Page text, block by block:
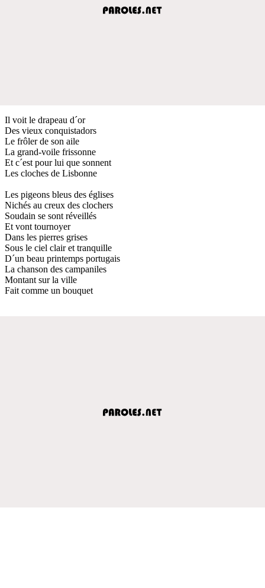
Il voit le drapeau d´or
Des vieux conquistadors
Le frôler de son aile
La grand-voile frissonne
Et c´est pour lui que sonnent
Les cloches de Lisbonne
Les pigeons bleus des églises
Nichés au creux des clochers
Soudain se sont réveillés
Et vont tournoyer
Dans les pierres grises
Sous le ciel clair et tranquille
D´un beau printemps portugais
La chanson des campaniles
Montant sur la ville
Fait comme un bouquet